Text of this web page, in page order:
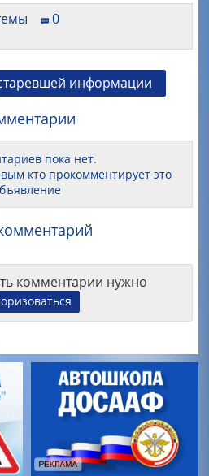
0
информации
пока нет.
кто прокомментирует это
комментарии нужно